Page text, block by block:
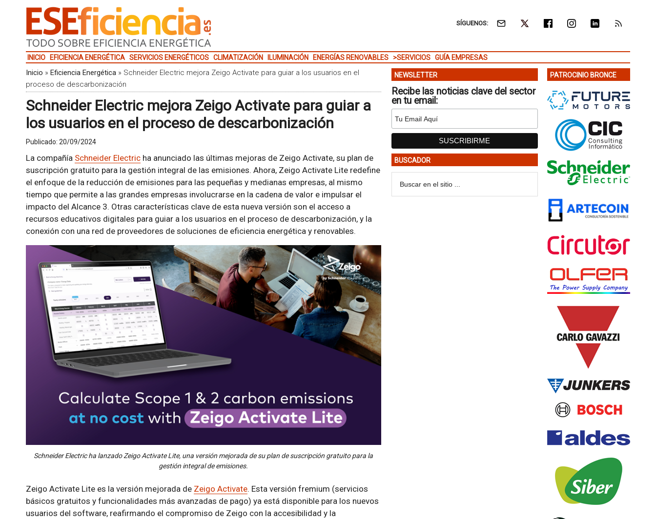
SÍGUENOS:
INICIO EFICIENCIA ENERGÉTICA SERVICIOS ENERGÉTICOS CLIMATIZACIÓN ILUMINACIÓN ENERGÍAS RENOVABLES >SERVICIOS GUÍA EMPRESAS
Inicio » Eficiencia Energética» Schneider Electric mejora Zeigo Activate para guiar a los usuarios en el
proceso de descarbonización
Schneider Electric mejora Zeigo Activate para guiar a
los usuarios en el proceso de descarbonización
Publicado: 20/09/2024
La compañía Schneider Electricha anunciado las últimas mejoras de Zeigo Activate, su plan de
suscripción gratuito para la gestión integral de las emisiones. Ahora, Zeigo Activate Lite redefine
el enfoque de la reducción de emisiones para las pequeñas y medianas empresas, al mismo
tiempo que permite a las grandes empresas involucrarse en la cadena de valor e impulsar el
impacto del Alcance 3. Otras características clave de esta nueva versión son el acceso a
recursos educativos digitales para guiar a los usuarios en el proceso de descarbonización, y la
conexión con una red de proveedores de soluciones de eficiencia energética y renovables.
Schneider Electric ha lanzado Zeigo Activate Lite, una versión mejorada de su plan de suscripción gratuito para la
gestión integral de emisiones.
Zeigo Activate Lite es la versión mejorada de Zeigo Activate. Esta versión fremium (servicios
básicos gratuitos y funcionalidades más avanzadas de pago) ya está disponible para los nuevos
usuarios del software, reafirmando el compromiso de Zeigo con la accesibilidad y la
NEWSLETTER
Recibe las noticias clave del sector
en tu email:
BUSCADOR
PATROCINIO BRONCE